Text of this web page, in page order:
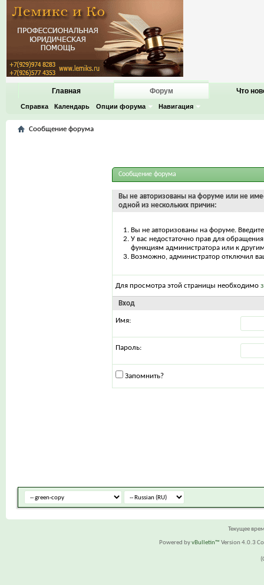
Главная Форум
Справка Календарь Опции форума Навигация
Что
Сообщение форума
Сообщение форума
Вы не авторизованы на форуме или не
одной из нескольких причин:
Вы не авторизованы на форуме.
У вас недостаточно прав для
функциям администратора или к
Возможно, администратор отключил
Для просмотра этой страницы необходимо
Вход
Имя:
Пароль:
Запомнить?
Текущее
Powered byvBulletin™ Version 4.0.3